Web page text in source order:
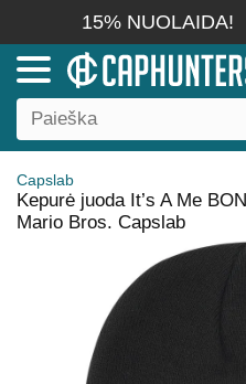
15% NUOLAIDA!
Capslab
Kepurė juoda It’s A Me
Mario Bros. Capslab